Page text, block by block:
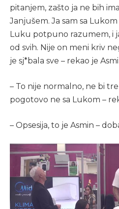
pitanjem, zašto ja ne bih
Janjušem. Ja sam sa
Luku potpuno razumem, i
od svih. Nije on meni kriv
je sj*bala sve – rekao je
– To nije normalno, ne bi
pogotovo ne sa Lukom –
– Opsesija, to je Asmin –